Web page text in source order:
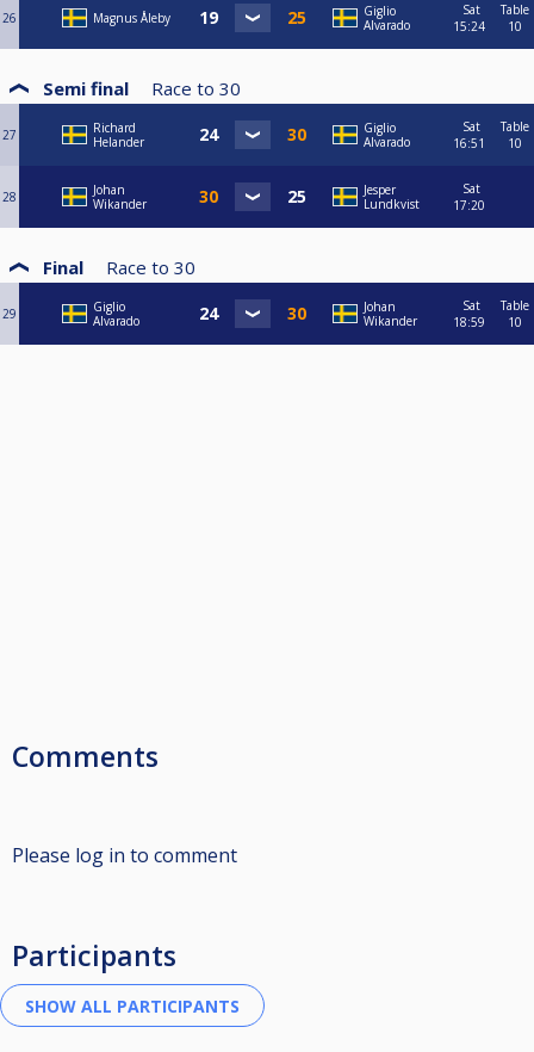
26 Magnus Åleby
Giglio
Alvarado
Sat
15:24
Table
10
Semi final Race to 30
27
Richard
Helander
Giglio
Alvarado
Sat
16:51
Table
10
28
Johan
Wikander
Jesper
Lundkvist
Sat
17:20
Final Race to 30
29
Giglio
Alvarado
Johan
Wikander
Sat
18:59
Table
10
Comments
Please log in to comment
Participants